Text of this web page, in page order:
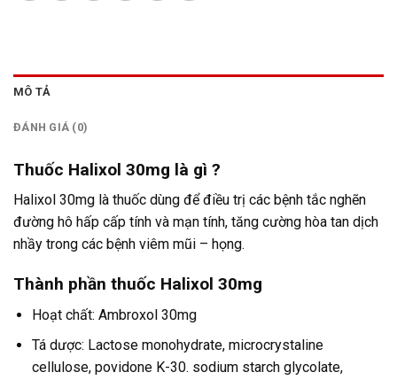
MÔ TẢ
ĐÁNH GIÁ (0)
Thuốc Halixol 30mg là gì ?
Halixol 30mg là thuốc dùng để điều trị các bệnh tắc nghẽn
đường hô hấp cấp tính và mạn tính, tăng cường hòa tan dịch
nhầy trong các bệnh viêm mũi – họng.
Thành phần thuốc Halixol 30mg
Hoạt chất: Ambroxol 30mg
Tá dược: Lactose monohydrate, microcrystaline
cellulose, povidone K-30. sodium starch glycolate,